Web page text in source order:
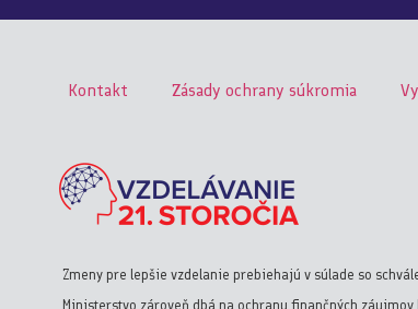
Kontakt Zásady ochrany súkromia
Zmeny pre lepšie vzdelanie prebiehajú v súlade so
Ministerstvo zároveň dbá na ochranu finančných